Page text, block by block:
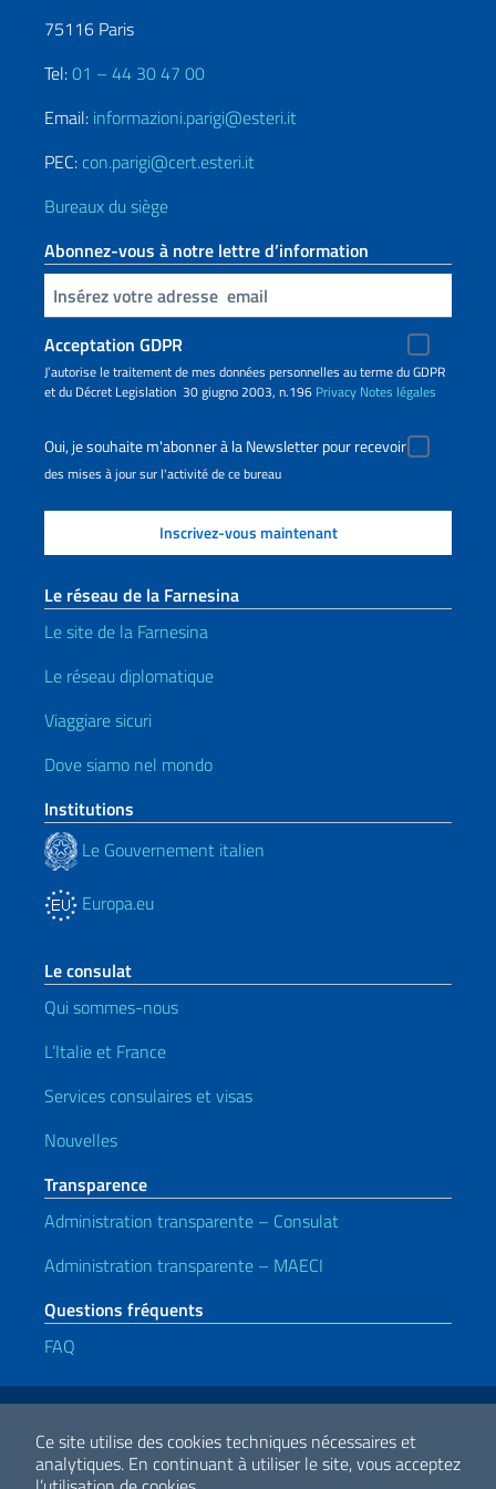
Ce site utilise des cookies techniques nécessaires et
analytiques. En continuant à utiliser le site, vous acceptez
75116 Paris
Tel:01 – 44 30 47 00
Email: informazioni.parigi@esteri.it
PEC: con.parigi@cert.esteri.it
Bureaux du siège
Abonnez-vous à notre lettre d’information
Insert your email
Acceptation GDPR
J’autorise le traitement de mes données personnelles au terme du GDPR
et du Décret Legislation 30 giugno 2003, n.196 Privacy Notes légales
Oui, je souhaite m'abonner à la Newsletter pour recevoir
des mises à jour sur l'activité de ce bureau
Le réseau de la Farnesina
Le site de la Farnesina
Le réseau diplomatique
Viaggiare sicuri
Dove siamo nel mondo
Institutions
Le Gouvernement italien
Europa.eu
Le consulat
Qui sommes-nous
L’Italie et France
Services consulaires et visas
Nouvelles
Transparence
Administration transparente – Consulat
Administration transparente – MAECI
Questions fréquents
FAQ
Liens utiles